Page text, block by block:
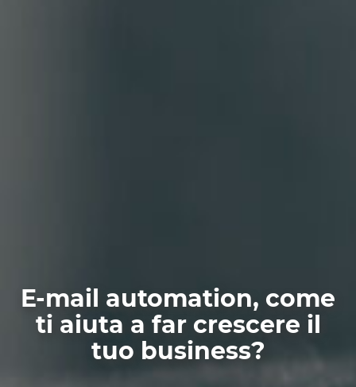
E-mail automation, come
ti aiuta a far crescere il
tuo business?